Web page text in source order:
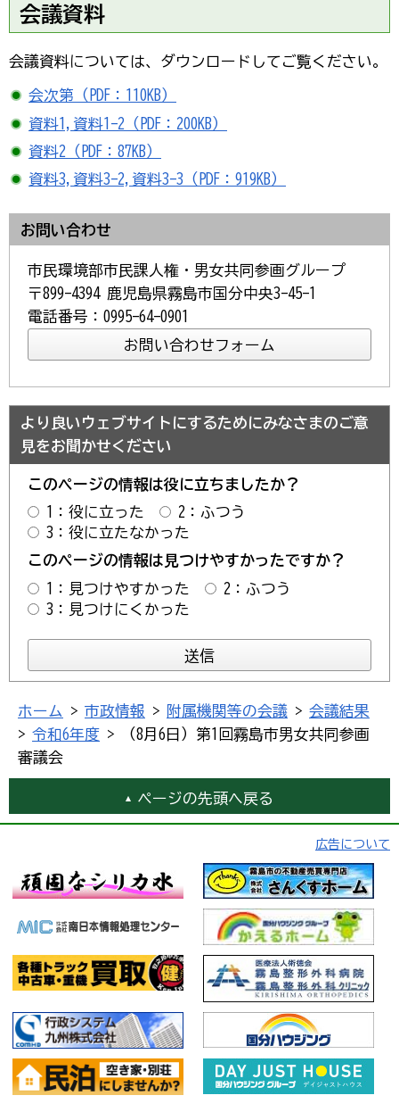
会議資料
会議資料については、ダウンロードしてご覧ください。
会次第（PDF：110KB）
資料1,資料1-2（PDF：200KB）
資料2（PDF：87KB）
資料3,資料3-2,資料3-3（PDF：919KB）
お問い合わせ
市民環境部市民課人権・男女共同参画グループ
〒899-4394 鹿児島県霧島市国分中央3-45-1
電話番号：0995-64-0901
より良いウェブサイトにするためにみなさまのご意
見をお聞かせください
このページの情報は役に立ちましたか？
1：役に立った
2：ふつう
3：役に立たなかった
このページの情報は見つけやすかったですか？
1：見つけやすかった
2：ふつう
3：見つけにくかった
ホーム > 市政情報 > 附属機関等の会議 > 会議結果
> 令和6年度 > （8月6日）第1回霧島市男女共同参画
審議会
ページの先頭へ戻る
広告について